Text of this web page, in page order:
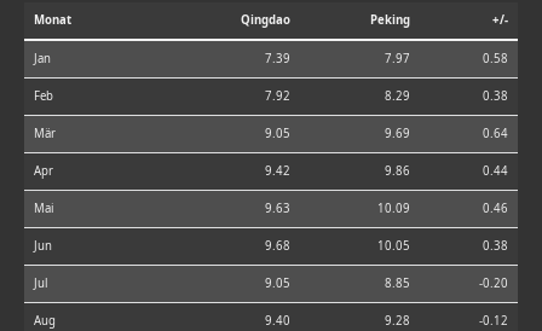
Monat Qingdao Peking +/-
Jan 7.39 7.97 0.58
Feb 7.92 8.29 0.38
Mär 9.05 9.69 0.64
Apr 9.42 9.86 0.44
Mai 9.63 10.09 0.46
Jun 9.68 10.05 0.38
Jul 9.05 8.85 -0.20
Aug 9.40 9.28 -0.12